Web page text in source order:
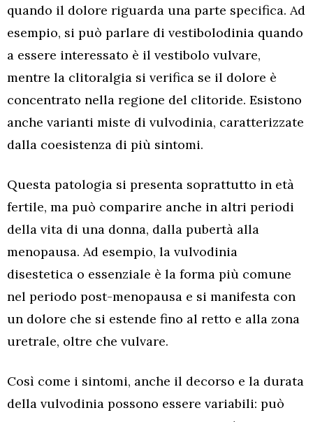
quando il dolore riguarda una parte specifica. Ad
esempio, si può parlare di vestibolodinia quando
a essere interessato è il vestibolo vulvare,
mentre la clitoralgia si verifica se il dolore è
concentrato nella regione del clitoride. Esistono
anche varianti miste di vulvodinia, caratterizzate
dalla coesistenza di più sintomi.
Questa patologia si presenta soprattutto in età
fertile, ma può comparire anche in altri periodi
della vita di una donna, dalla pubertà alla
menopausa. Ad esempio, la vulvodinia
disestetica o essenziale è la forma più comune
nel periodo post-menopausa e si manifesta con
un dolore che si estende fino al retto e alla zona
uretrale, oltre che vulvare.
Così come i sintomi, anche il decorso e la durata
della vulvodinia possono essere variabili: può